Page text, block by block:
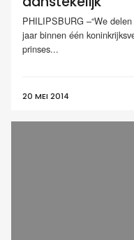
PHILIPSBURG –“We
jaar binnen één
prinses...
20 MEI 2014